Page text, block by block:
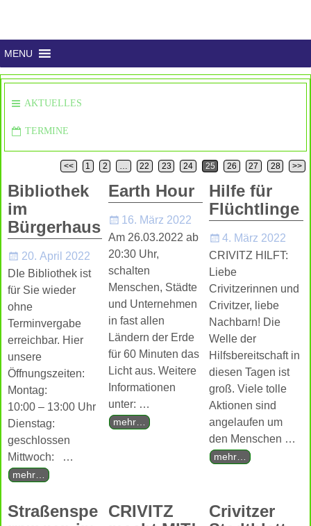
MENU
AKTUELLES
TERMINE
<< 1 2 … 22 23 24 25 26 27 28 >>
Bibliothek
im
Bürgerhaus
20. April 2022
DIe Bibliothek ist
für Sie wieder
ohne
Terminvergabe
erreichbar. Hier
unsere
Öffnungszeiten:
Montag:
10:00 – 13:00 Uhr
Dienstag:
geschlossen
Mittwoch:
…
mehr…
Earth Hour
16. März 2022
Am 26.03.2022 ab
20:30 Uhr,
schalten
Menschen, Städte
und Unternehmen
in fast allen
Ländern der Erde
für 60 Minuten das
Licht aus. Weitere
Informationen
unter: …
mehr…
Hilfe für
Flüchtlinge
4. März 2022
CRIVITZ HILFT:
Liebe
Crivitzerinnen und
Crivitzer, liebe
Nachbarn! Die
Welle der
Hilfsbereitschaft in
diesen Tagen ist
groß. Viele tolle
Aktionen sind
angelaufen um
den Menschen …
mehr…
Straßenspe
CRIVITZ
Crivitzer